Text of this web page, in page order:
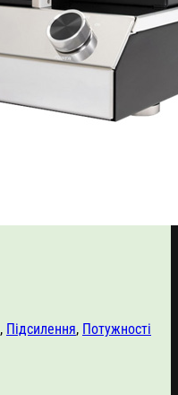
, Підсилення, Потужності